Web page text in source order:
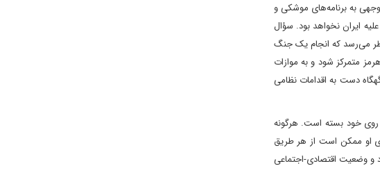
برنامه غنی‌سازی در ایران و محموله اورانیوم 60 درصدی است و توجهی به برنامه‌های موشکی و
ایران نخواهد بود. سؤال
می‌رسد که انجام یک جنگ
متمرکز شود و به موازات
دست به اقدامات نظامی
خود بسته است. هرگونه
او ممکن است از هر طریق
و وضعیت اقتصادی-اجتماعی